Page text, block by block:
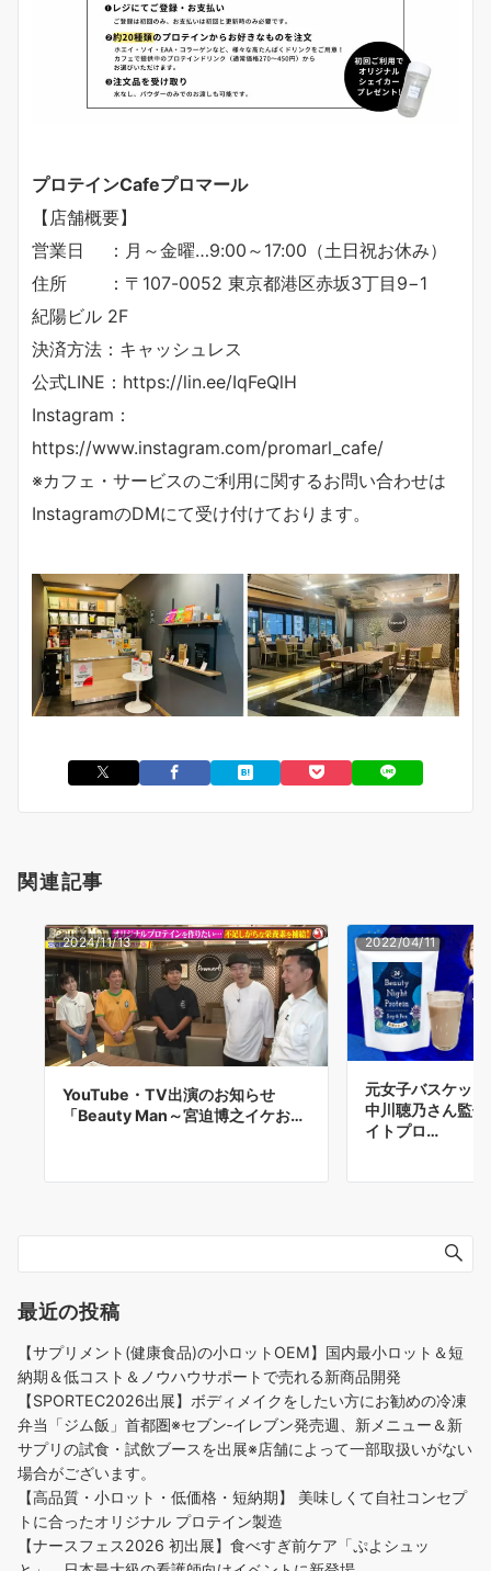
プロテインCafeプロマール
【店舗概要】
営業日 ：月～金曜…9:00～17:00（土日祝お休み）
住所 ：〒107-0052 東京都港区赤坂3丁目9−1
紀陽ビル 2F
決済方法：キャッシュレス
公式LINE：https://lin.ee/IqFeQlH
Instagram：
https://www.instagram.com/promarl_cafe/
※カフェ・サービスのご利用に関するお問い合わせは
InstagramのDMにて受け付けております。
関連記事
2024/11/13
YouTube・TV出演のお知らせ
「Beauty Man～宮迫博之イケお…
2022/04/11
元女子バスケッ
中川聴乃さん監
イトプロ…
最近の投稿
【サプリメント(健康食品)の小ロットOEM】国内最小ロット＆短
納期＆低コスト＆ノウハウサポートで売れる新商品開発
【SPORTEC2026出展】ボディメイクをしたい方にお勧めの冷凍
弁当「ジム飯」首都圏※セブン‐イレブン発売週、新メニュー＆新
サプリの試食・試飲ブースを出展※店舗によって一部取扱いがない
場合がございます。
【高品質・小ロット・低価格・短納期】 美味しくて自社コンセプ
トに合ったオリジナル プロテイン製造
【ナースフェス2026 初出展】食べすぎ前ケア「ぷよシュッ